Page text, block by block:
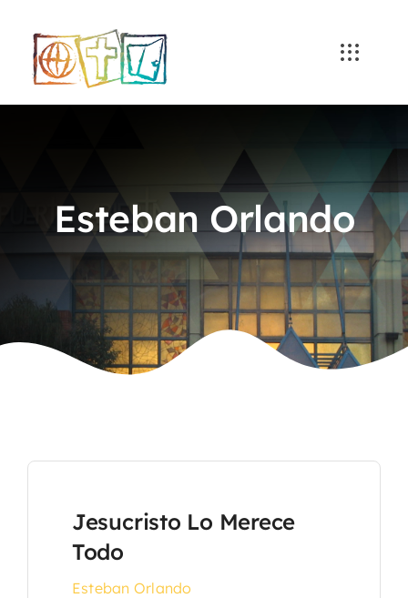
content
Esteban Orlando
Jesucristo Lo Merece
Todo
Esteban Orlando